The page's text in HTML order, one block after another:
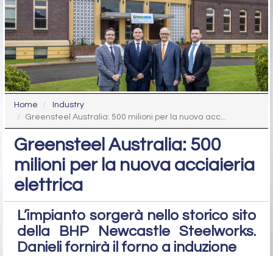
Home
Industry
Greensteel Australia: 500 milioni per la nuova acc...
Greensteel Australia: 500
milioni per la nuova acciaieria
elettrica
L’impianto sorgerà nello storico sito
della BHP Newcastle Steelworks.
Danieli fornirà il forno a induzione